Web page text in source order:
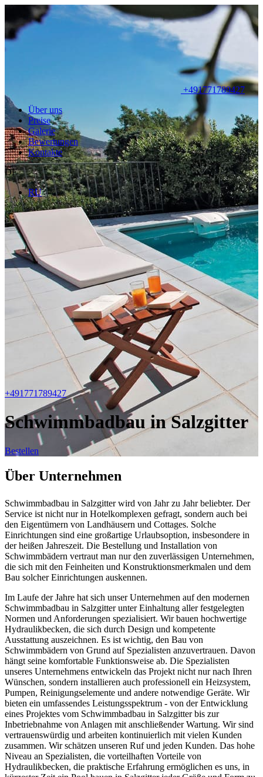
+491771789427
Über uns
Preise
Galerie
Bewertungen
Kontakte
DE
RU
+491771789427
Schwimmbadbau in Salzgitter
Bestellen
Über Unternehmen
Schwimmbadbau in Salzgitter wird von Jahr zu Jahr beliebter. Der
Service ist nicht nur in Hotelkomplexen gefragt, sondern auch bei
den Eigentümern von Landhäusern und Cottages. Solche
Einrichtungen sind eine großartige Urlaubsoption, insbesondere in
der heißen Jahreszeit. Die Bestellung und Installation von
Schwimmbädern vertraut man nur den zuverlässigen Unternehmen,
die sich mit den Feinheiten und Konstruktionsmerkmalen und dem
Bau solcher Einrichtungen auskennen.
Im Laufe der Jahre hat sich unser Unternehmen auf den modernen
Schwimmbadbau in Salzgitter unter Einhaltung aller festgelegten
Normen und Anforderungen spezialisiert. Wir bauen hochwertige
Hydraulikbecken, die sich durch Design und kompetente
Ausstattung auszeichnen. Es ist wichtig, den Bau von
Schwimmbädern von Grund auf Spezialisten anzuvertrauen. Davon
hängt seine komfortable Funktionsweise ab. Die Spezialisten
unseres Unternehmens entwickeln das Projekt nicht nur nach Ihren
Wünschen, sondern installieren auch professionell ein Heizsystem,
Pumpen, Reinigungselemente und andere notwendige Geräte. Wir
bieten ein umfassendes Leistungsspektrum - von der Entwicklung
eines Projektes vom Schwimmbadbau in Salzgitter bis zur
Inbetriebnahme von Anlagen mit anschließender Wartung. Wir sind
vertrauenswürdig und arbeiten kontinuierlich mit vielen Kunden
zusammen. Wir schätzen unseren Ruf und jeden Kunden. Das hohe
Niveau an Spezialisten, die vorteilhaften Vorteile von
Hydraulikbecken, die praktische Erfahrung ermöglichen es uns, in